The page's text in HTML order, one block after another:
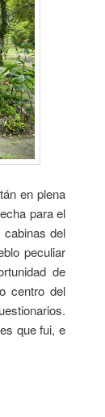
en plena
para el
del
peculiar
de
centro del
que fui, e